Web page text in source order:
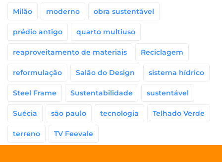
Milão moderno obra sustentável
prédio antigo quarto multiuso
reaproveitamento de materiais Reciclagem
reformulação Salão do Design sistema hídrico
Steel Frame Sustentabilidade sustentável
Suécia são paulo tecnologia Telhado Verde
terreno TV Feevale